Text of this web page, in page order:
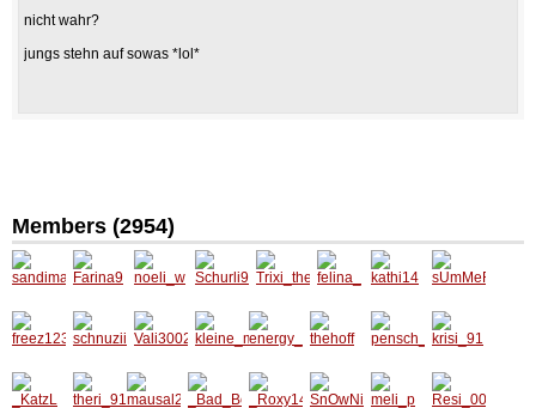
nicht wahr?
jungs stehn auf sowas *lol*
Members (2954)
sandim
ausal
Farina9 noeli_w
Schurli
99
Trixi_th
e_only_
one
felina_ kathi14
sUmMe
RdReA
m93
freez12
3
schnuzi
ikatz
Vali300
2
kleine_
madem
energy
_lady
thehoff
pensch
_12
krisi_9
1